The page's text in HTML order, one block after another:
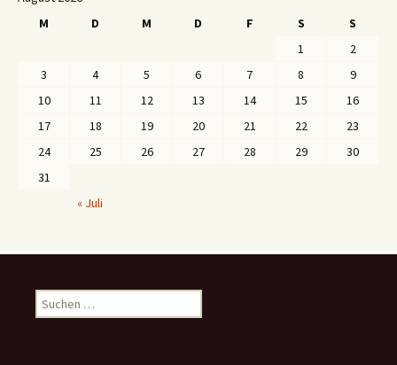
M
D M D F S
S
1
2
3
4 5 6 7 8
9
10
11 12 13 14 15
16
17
18 19 20 21 22
23
24
25 26 27 28 29
30
31
« Juli
u